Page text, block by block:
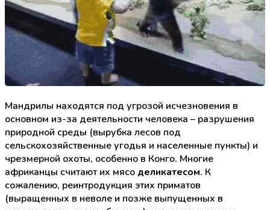
Мандрилы находятся под угрозой исчезновения в
основном из-за деятельности человека – разрушения
природной среды (вырубка лесов под
сельскохозяйственные угодья и населенные пункты) и
чрезмерной охоты, особенно в Конго. Многие
африканцы считают их мясо деликатесом. К
сожалению, реинтродукция этих приматов
(выращенных в неволе и позже выпущенных в